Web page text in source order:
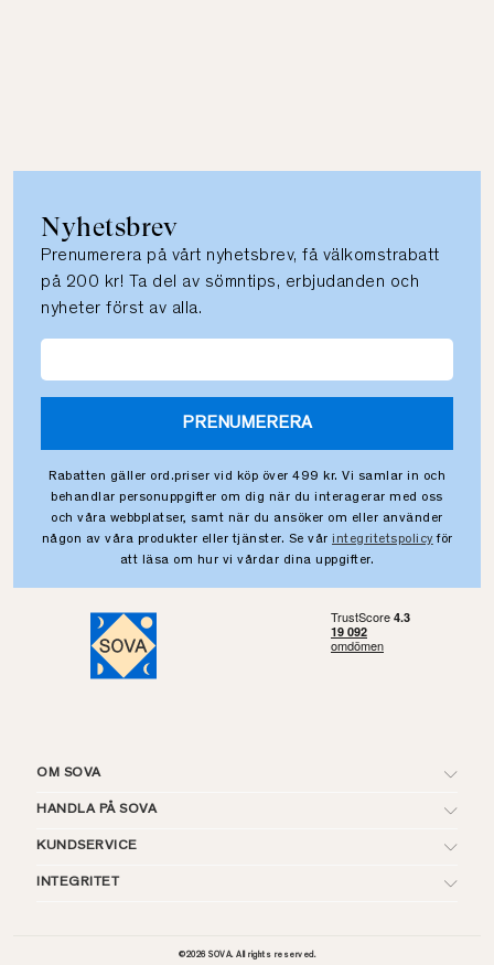
Nyhetsbrev
Prenumerera på vårt nyhetsbrev, få välkomstrabatt
på 200 kr! Ta del av sömntips, erbjudanden och
nyheter först av alla.
PRENUMERERA
Rabatten gäller ord.priser vid köp över 499 kr. Vi samlar in och
behandlar personuppgifter om dig när du interagerar med oss
och våra webbplatser, samt när du ansöker om eller använder
någon av våra produkter eller tjänster. Se vår integritetspolicy för
att läsa om hur vi vårdar dina uppgifter.
OM SOVA
HANDLA PÅ SOVA
KUNDSERVICE
INTEGRITET
©2026SOVA. All rights reserved.